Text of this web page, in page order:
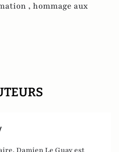
, hommage aux